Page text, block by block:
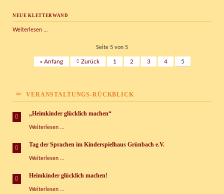
auf
NEUE KLETTERWAND
Weiterlesen …
Seite 5 von 5
« Anfang Zurück 1 2 3 4 5
VERANSTALTUNGS-RÜCKBLICK
„Heimkinder glücklich machen“
Weiterlesen …
machen“
Tag der Sprachen im Kinderspielhaus Grünbach e.V.
Weiterlesen …
Sprachen
Kinderspielhaus
Heimkinder glücklich machen!
Weiterlesen …